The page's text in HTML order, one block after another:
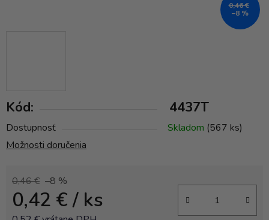
Kód: 4437T
Dostupnosť Skladom (567 ks)
Možnosti doručenia
0,46 € –8 %
0,42 €/ ks
0,46 €
–8 %